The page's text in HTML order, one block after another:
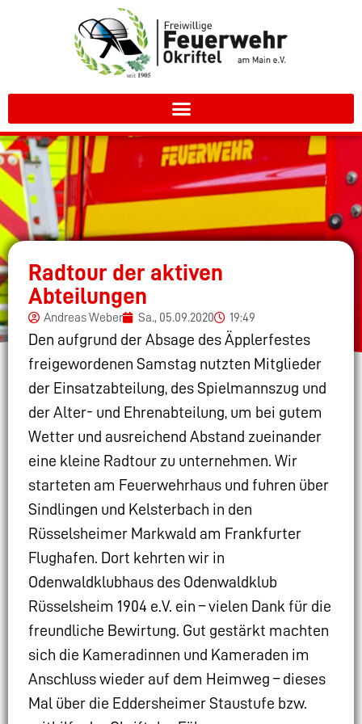
Radtour der aktiven
Abteilungen
Andreas Weber Sa., 05.09.2020 19:49
Den aufgrund der Absage des Äpplerfestes
freigewordenen Samstag nutzten Mitglieder
der Einsatzabteilung, des Spielmannszug und
der Alter- und Ehrenabteilung, um bei gutem
Wetter und ausreichend Abstand zueinander
eine kleine Radtour zu unternehmen. Wir
starteten am Feuerwehrhaus und fuhren über
Sindlingen und Kelsterbach in den
Rüsselsheimer Markwald am Frankfurter
Flughafen. Dort kehrten wir in
Odenwaldklubhaus des Odenwaldklub
Rüsselsheim 1904 e.V. ein – vielen Dank für die
freundliche Bewirtung. Gut gestärkt machten
sich die Kameradinnen und Kameraden im
Anschluss wieder auf dem Heimweg – dieses
Mal über die Eddersheimer Staustufe bzw.